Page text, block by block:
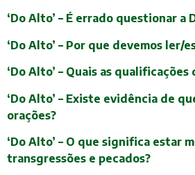
‘Do Alto’ – É errado questionar a
‘Do Alto’ – Por que devemos ler/
‘Do Alto’ – Quais as
‘Do Alto’ – Existe evidência de
orações?
‘Do Alto’ – O que significa estar
transgressões e pecados?